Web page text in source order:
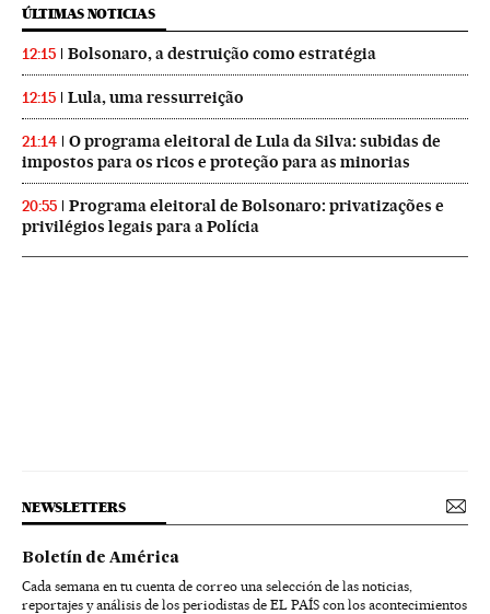
ÚLTIMAS NOTICIAS
12:15 Bolsonaro, a destruição como estratégia
12:15 Lula, uma ressurreição
21:14
O programa eleitoral de Lula da Silva: subidas de
impostos para os ricos e proteção para as minorias
20:55
Programa eleitoral de Bolsonaro: privatizações e
privilégios legais para a Polícia
NEWSLETTERS
Boletín de América
Cada semana en tu cuenta de correo una selección de las noticias,
reportajes y análisis de los periodistas de EL PAÍS con los acontecimientos